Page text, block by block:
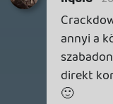
liquid
Project1083
Megszolalt a
Oldern